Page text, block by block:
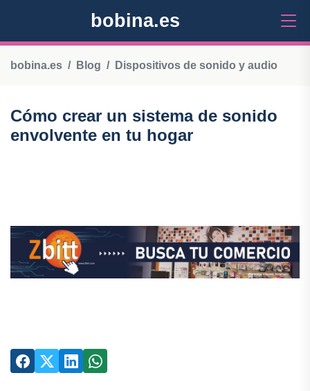
bobina.es
bobina.es Blog Dispositivos de sonido y audio
Cómo crear un sistema de sonido
envolvente en tu hogar